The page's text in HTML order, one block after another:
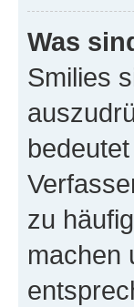
Was
Smilies
zu
machen